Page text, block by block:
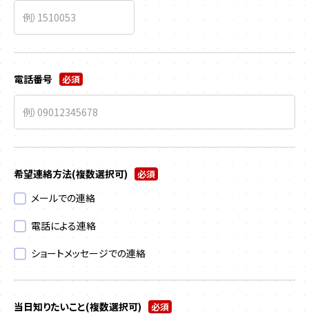
電話番号 必須
希望連絡方法(複数選択可) 必須
メールでの連絡
電話による連絡
ショートメッセージでの連絡
当日知りたいこと(複数選択可) 必須